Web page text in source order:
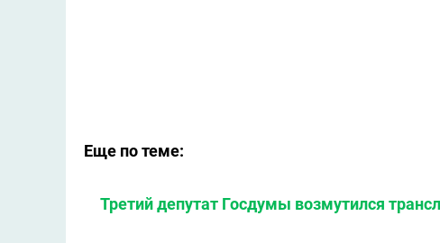
Еще по теме:
Третий депутат Госдумы возмутился